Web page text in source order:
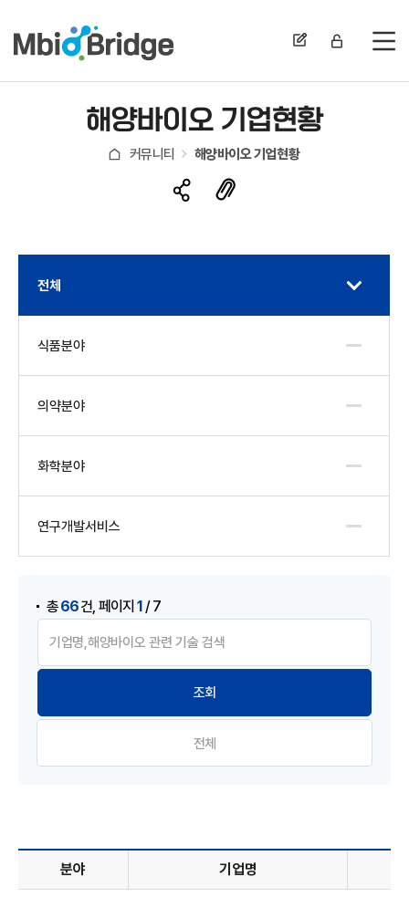
전
해양바이오 기업현황
커뮤니티 해양바이오 기업현황
전체
식품분야
의약분야
화학분야
연구개발서비스
총66건 ,페이지1/ 7
전체
기업정보목록 - 분야, 기업명, 산업분류, 해양바이오 관련 기술,
분야 기업명